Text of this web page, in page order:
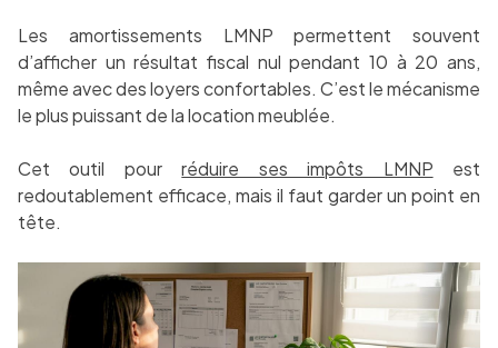
Les amortissements LMNP permettent souvent
d’afficher un résultat fiscal nul pendant 10 à 20 ans,
même avec des loyers confortables. C’est le mécanisme
le plus puissant de la location meublée.
Cet outil pourréduire ses impôts LMNP est
redoutablement efficace, mais il faut garder un point en
tête.